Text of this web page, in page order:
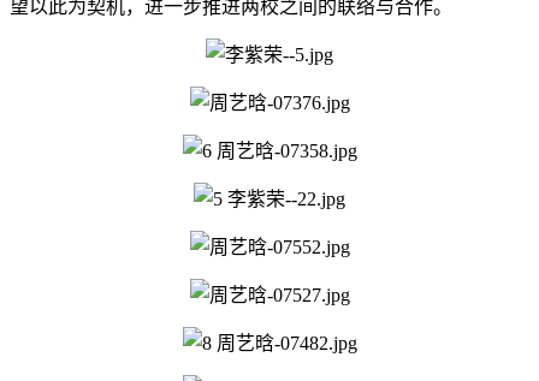
望以此为契机，进一步推进两校之间的联络与合作。